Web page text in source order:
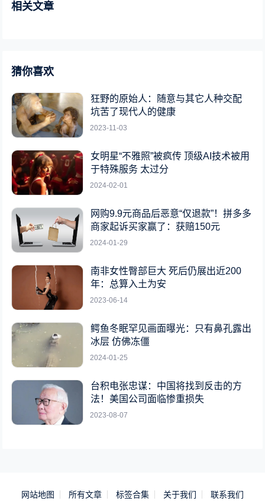
相关文章
猜你喜欢
狂野的原始人：随意与其它人种交配
坑苦了现代人的健康
2023-11-03
女明星“不雅照”被疯传 顶级AI技术被用
于特殊服务 太过分
2024-02-01
网购9.9元商品后恶意“仅退款”！拼多多
商家起诉买家赢了：获赔150元
2024-01-29
南非女性臀部巨大 死后仍展出近200
年：总算入土为安
2023-06-14
鳄鱼冬眠罕见画面曝光：只有鼻孔露出
冰层 仿佛冻僵
2024-01-25
台积电张忠谋：中国将找到反击的方
法！美国公司面临惨重损失
2023-08-07
网站地图 所有文章 标签合集 关于我们 联系我们